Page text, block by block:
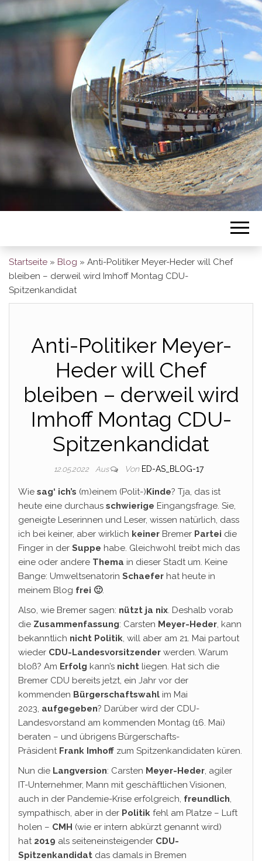
BREMEN SO
GESEHEN
Startseite » Blog » Anti-Politiker Meyer-Heder will Chef
bleiben – derweil wird Imhoff Montag CDU-
Spitzenkandidat
Anti-Politiker Meyer-
Heder will Chef
bleiben – derweil wird
Imhoff Montag CDU-
Spitzenkandidat
12.05.2022 Aus Von ED-AS_BLOG-17
Wie sag‘ ich’s (m)einem (Polit-)Kinde? Tja, das ist
heute eine durchaus schwierige Eingangsfrage. Sie,
geneigte Leserinnen und Leser, wissen natürlich, dass
ich bei keiner, aber wirklich keiner Bremer Partei die
Finger in der Suppe habe. Gleichwohl treibt mich das
eine oder andere Thema in dieser Stadt um. Keine
Bange: Umweltsenatorin Schaefer hat heute in
meinem Blog frei 🙂.
Also, wie Bremer sagen: nützt ja nix. Deshalb vorab
die Zusammenfassung: Carsten Meyer-Heder, kann
bekanntlich nicht Politik, will aber am 21. Mai partout
wieder CDU-Landesvorsitzender werden. Warum
bloß? Am Erfolg kann’s nicht liegen. Hat sich die
Bremer CDU bereits jetzt, ein Jahr vor der
kommenden Bürgerschaftswahl im Mai
2023, aufgegeben? Darüber wird der CDU-
Landesvorstand am kommenden Montag (16. Mai)
beraten – und übrigens Bürgerschafts-
Präsident Frank Imhoff zum Spitzenkandidaten küren.
Nun die Langversion: Carsten Meyer-Heder, agiler
IT-Unternehmer, Mann mit geschäftlichen Visionen,
auch in der Pandemie-Krise erfolgreich, freundlich,
sympathisch, aber in der Politik fehl am Platze – Luft
holen – CMH (wie er intern abkürzt genannt wird)
hat 2019 als seiteneinsteigender CDU-
Spitzenkandidat das damals in Bremen